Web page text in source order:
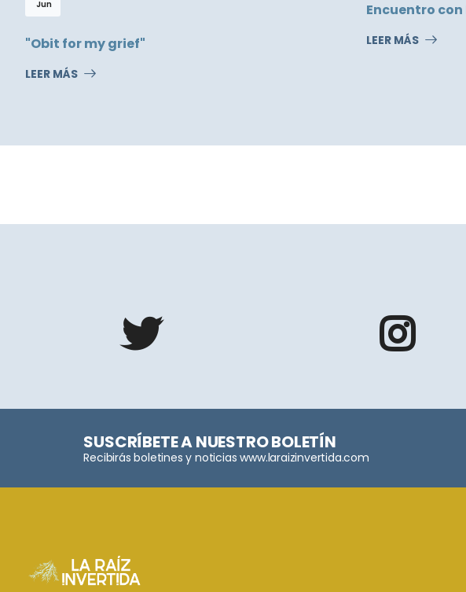
Jun
"Obit for my grief"
LEER MÁS
Encuentro
LEER MÁS
SUSCRÍBETE A NUESTRO BOLETÍN
Recibirás boletines y noticias www.laraizinvertida.com